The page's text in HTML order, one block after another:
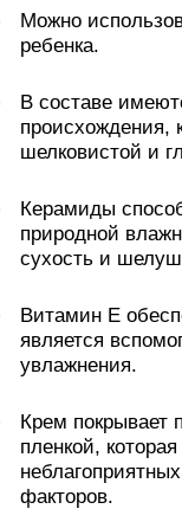
Можно
ребенка.
В составе
происхождения,
шелковистой и
Керамиды
природной
сухость и
Витамин Е
является
увлажнения.
Крем покрывает
пленкой,
факторов.